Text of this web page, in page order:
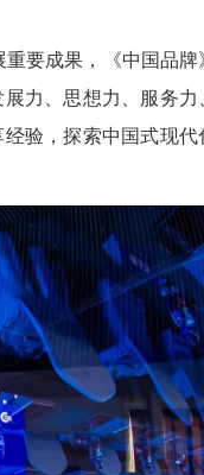
重要成果，《中国品牌
力、思想力、服务力
验，探索中国式现代